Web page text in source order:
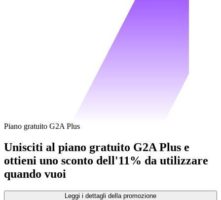
Piano gratuito G2A Plus
Unisciti al piano gratuito G2A Plus e
ottieni uno sconto dell'11% da utilizzare
quando vuoi
Leggi i dettagli della promozione